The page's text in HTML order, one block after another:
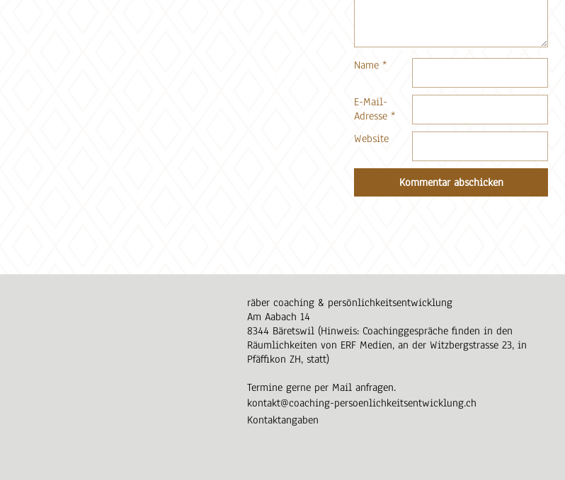
Name*
E-Mail-
Adresse*
Website
räber coaching & persönlichkeitsentwicklung
Am Aabach 14
8344 Bäretswil (Hinweis: Coachinggespräche finden in den
Räumlichkeiten von ERF Medien, an der Witzbergstrasse 23, in
Pfäffikon ZH, statt)
Termine gerne per Mail anfragen.
kontakt@coaching-persoenlichkeitsentwicklung.ch
Kontaktangaben